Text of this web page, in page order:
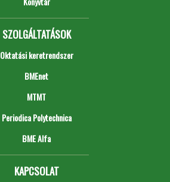
SZOLGÁLTATÁSOK
Oktatási keretrendszer
BMEnet
MTMT
Periodica Polytechnica
BME Alfa
KAPCSOLAT